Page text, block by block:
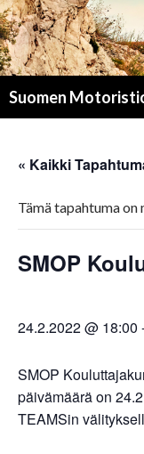
Suomen
« Kaikki
Tämä tapahtuma on
SMOP
24.2.2022 @ 18:00
SMOP
päivämäärä on
TEAMSin